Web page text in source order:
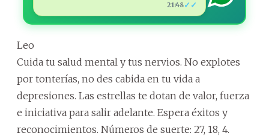
21:48✓✓
Leo
Cuida tu salud mental y tus nervios. No explotes
por tonterías, no des cabida en tu vida a
depresiones. Las estrellas te dotan de valor, fuerza
e iniciativa para salir adelante. Espera éxitos y
reconocimientos. Números de suerte: 27, 18, 4.